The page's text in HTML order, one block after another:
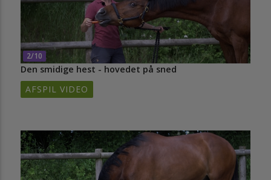
2/10
Den smidige hest - hovedet på sned
AFSPIL VIDEO